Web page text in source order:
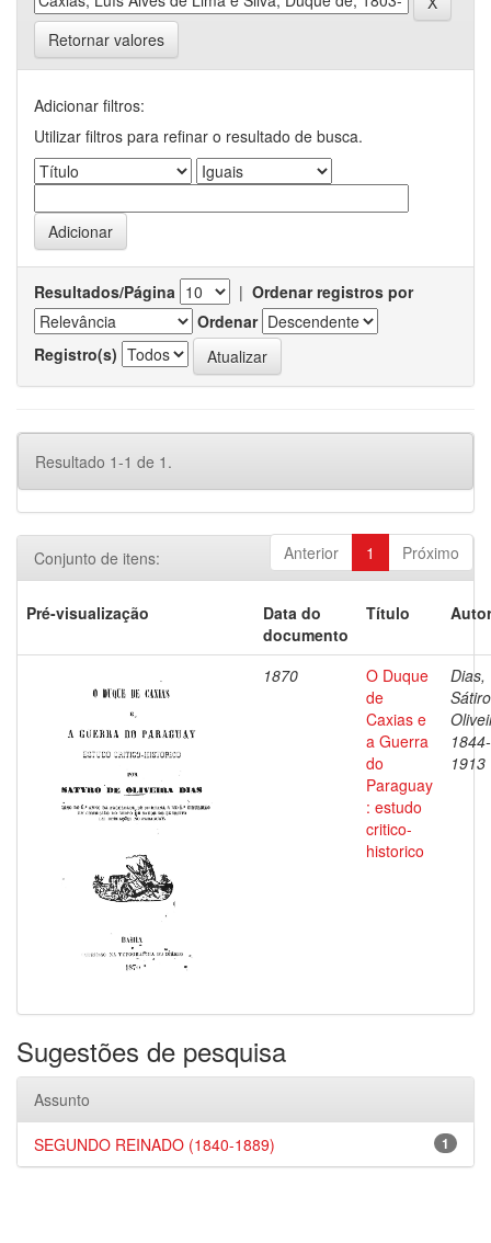
Retornar valores
Adicionar filtros:
Utilizar filtros para refinar o resultado de busca.
Resultados/Página | Ordenar registros por
Ordenar
Registro(s)
Resultado 1-1 de 1.
Anterior 1 Próximo
Conjunto de itens:
Pré-visualização
Data do
documento
Título
1870
O Duque
de
Caxias e
a Guerra
do
Paraguay
: estudo
critico-
historico
Dias,
1844-
1913
Sugestões de pesquisa
Assunto
1
SEGUNDO REINADO (1840-1889)